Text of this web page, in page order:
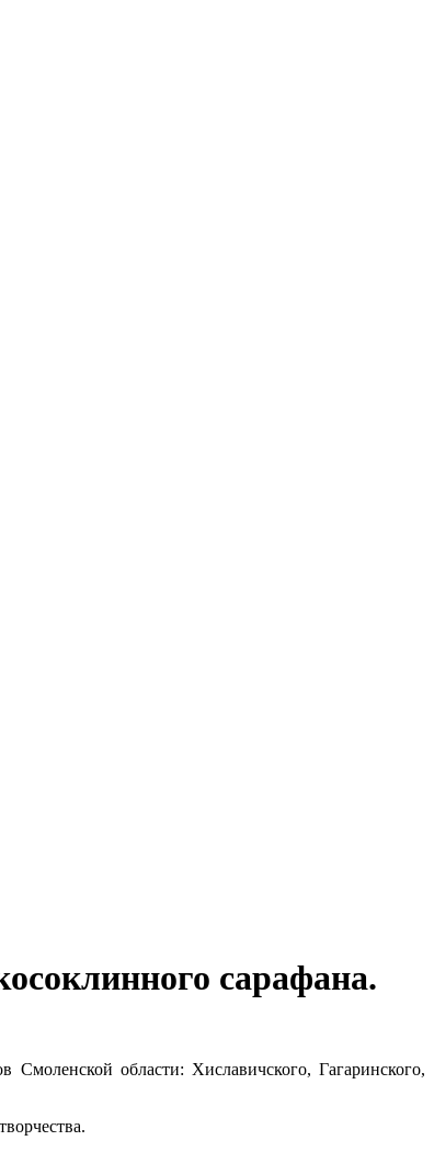
сарафана.
Смоленской области: Хиславичского, Гагаринского,